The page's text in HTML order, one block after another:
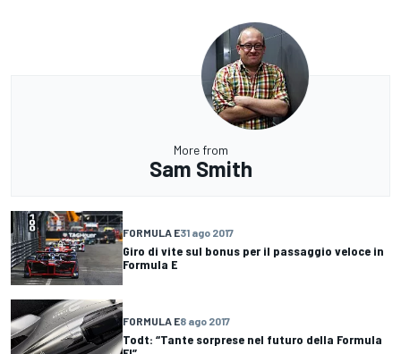
More from
Sam Smith
FORMULA E31 ago 2017
Giro di vite sul bonus per il passaggio veloce in
Formula E
FORMULA E8 ago 2017
Todt: “Tante sorprese nel futuro della Formula